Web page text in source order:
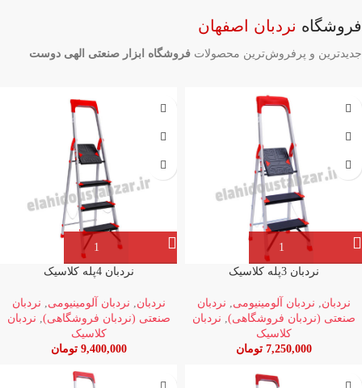
فروشگاه نردبان اصفهان
جدیدترین و پرفروش‌ترین محصولات فروشگاه ابزار صنعتی الهی دوست
نردبان 3پله کلاسیک
نردبان نردبان آلومینیومی
نردبان
صنعتی (نردبان فروشگاهی) نردبان
کلاسیک
7,250,000 تومان
نردبان 4پله کلاسیک
نردبان نردبان آلومینیومی
نردبان
صنعتی (نردبان فروشگاهی) نردبان
کلاسیک
9,400,000 تومان